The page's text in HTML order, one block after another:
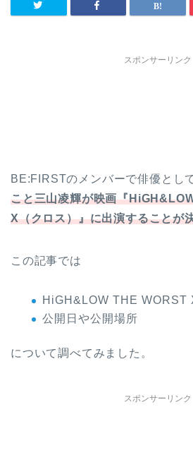
スポンサーリンク
BE:FIRSTのメンバーで俳優とし
こと三山凌輝が映画『
X（クロス）』に出演することが
この記事では
HiGH&LOW THE WORST
公開日や公開場所
について調べてみました。
スポンサーリンク